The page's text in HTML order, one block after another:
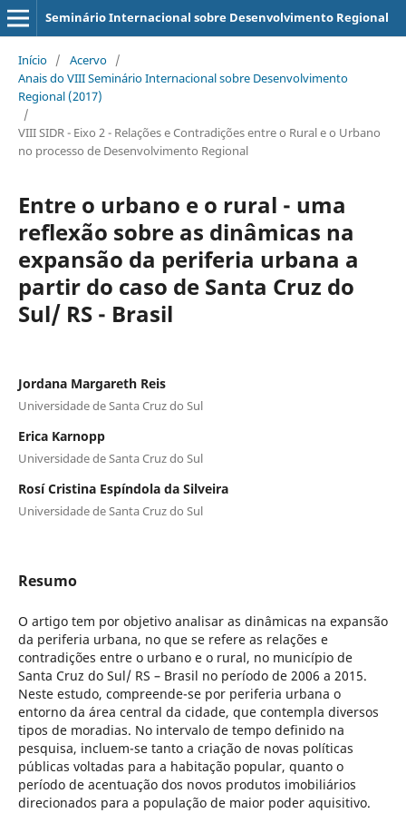
Seminário Internacional sobre Desenvolvimento Regional
Início / Acervo /
Anais do VIII Seminário Internacional sobre Desenvolvimento
Regional (2017)
/
VIII SIDR - Eixo 2 - Relações e Contradições entre o Rural e o Urbano
no processo de Desenvolvimento Regional
Entre o urbano e o rural - uma
reflexão sobre as dinâmicas na
expansão da periferia urbana a
partir do caso de Santa Cruz do
Sul/ RS - Brasil
Jordana Margareth Reis
Universidade de Santa Cruz do Sul
Erica Karnopp
Universidade de Santa Cruz do Sul
Rosí Cristina Espíndola da Silveira
Universidade de Santa Cruz do Sul
Resumo
O artigo tem por objetivo analisar as dinâmicas na expansão
da periferia urbana, no que se refere as relações e
contradições entre o urbano e o rural, no município de
Santa Cruz do Sul/ RS – Brasil no período de 2006 a 2015.
Neste estudo, compreende-se por periferia urbana o
entorno da área central da cidade, que contempla diversos
tipos de moradias. No intervalo de tempo definido na
pesquisa, incluem-se tanto a criação de novas políticas
públicas voltadas para a habitação popular, quanto o
período de acentuação dos novos produtos imobiliários
direcionados para a população de maior poder aquisitivo.